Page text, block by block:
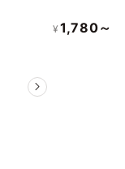
¥ 1,780～